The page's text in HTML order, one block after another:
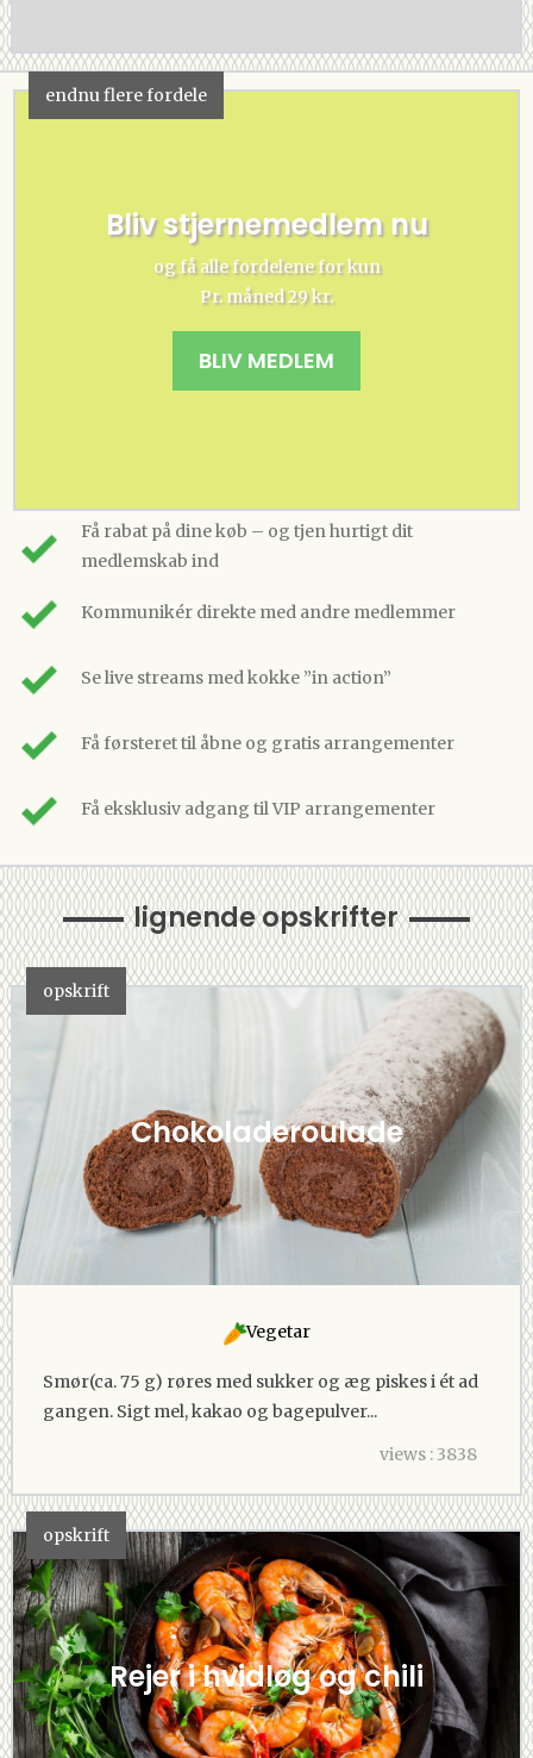
endnu flere fordele
Bliv stjernemedlem nu
og få alle fordelene for kun
Pr. måned 29 kr.
BLIV MEDLEM
Få rabat på dine køb – og tjen hurtigt dit
medlemskab ind
Kommunikér direkte med andre medlemmer
Se live streams med kokke ”in action”
Få førsteret til åbne og gratis arrangementer
Få eksklusiv adgang til VIP arrangementer
lignende opskrifter
opskrift
Chokoladeroulade
Vegetar
Smør(ca. 75 g) røres med sukker og æg piskes i ét ad
gangen. Sigt mel, kakao og bagepulver...
views : 3838
opskrift
Rejer i hvidløg og chili